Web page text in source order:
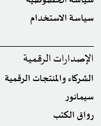
سياسة الاستخدام
الإصدارات الرقمية
الشركاء والمنتجات الرقمية
سيمانور
رواق الكتب